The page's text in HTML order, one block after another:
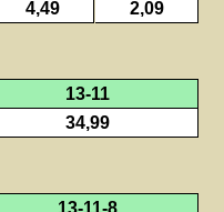
4,49 2,09
13-11
34,99
13-11-8